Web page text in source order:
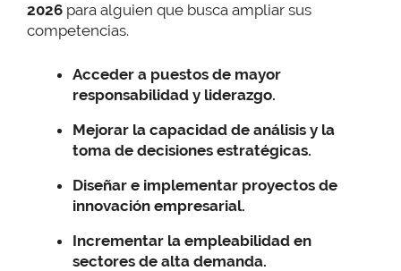
2026 para alguien que busca ampliar sus
competencias.
Acceder a puestos de mayor
responsabilidad y liderazgo.
Mejorar la capacidad de análisis y la
toma de decisiones estratégicas.
Diseñar e implementar proyectos de
innovación empresarial.
Incrementar la empleabilidad en
sectores de alta demanda.